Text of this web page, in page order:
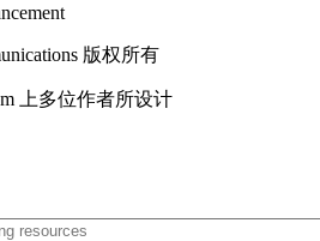
版权所有
上多位作者所设计